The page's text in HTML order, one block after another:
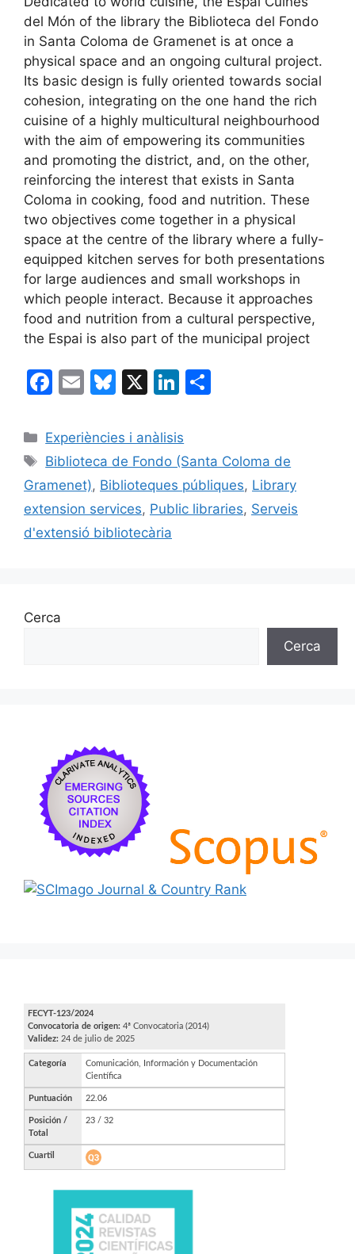
del Món of the library the Biblioteca del Fondo
in Santa Coloma de Gramenet is at once a
physical space and an ongoing cultural project.
Its basic design is fully oriented towards social
cohesion, integrating on the one hand the rich
cuisine of a highly multicultural neighbourhood
with the aim of empowering its communities
and promoting the district, and, on the other,
reinforcing the interest that exists in Santa
Coloma in cooking, food and nutrition. These
two objectives come together in a physical
space at the centre of the library where a fully-
equipped kitchen serves for both presentations
for large audiences and small workshops in
which people interact. Because it approaches
food and nutrition from a cultural perspective,
the Espai is also part of the municipal project
F
c
e
b
o
o
E
ai
l
Bl
e
s
k
y
X
Li
k
e
dI
n
p
ar
te
Categories
Experiències i anàlisis
Etiquetes
Biblioteca de Fondo (Santa Coloma de
Gramenet), Biblioteques públiques, Library
extension services, Public libraries, Serveis
d'extensió bibliotecària
Cerca
Cerca